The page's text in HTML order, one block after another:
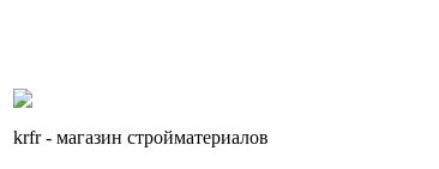
krfr - магазин стройматериалов